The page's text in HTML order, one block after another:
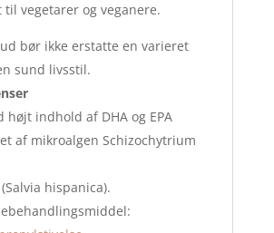
til vegetarer og veganere.
bør ikke erstatte en varieret
sund livsstil.
højt indhold af DHA og EPA
af mikroalgen Schizochytrium
hispanica).